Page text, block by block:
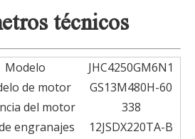
técnicos
Modelo
JHC4250GM6N1
de motor
GS13M480H-60
del motor
338
engranajes
12JSDX220TA-B